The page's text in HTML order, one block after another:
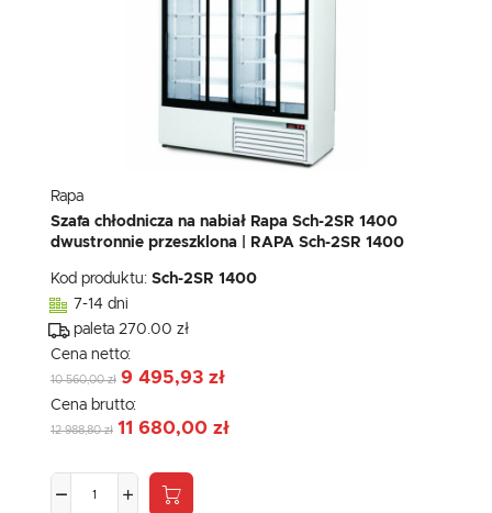
Rapa
Szafa chłodnicza na nabiał Rapa Sch-2SR 1400
dwustronnie przeszklona | RAPA Sch-2SR 1400
Kod produktu: Sch-2SR 1400
7-14 dni
paleta 270.00 zł
Cena netto:
10 560,00 zł 9 495,93 zł
Cena brutto:
12 988,80 zł 11 680,00 zł